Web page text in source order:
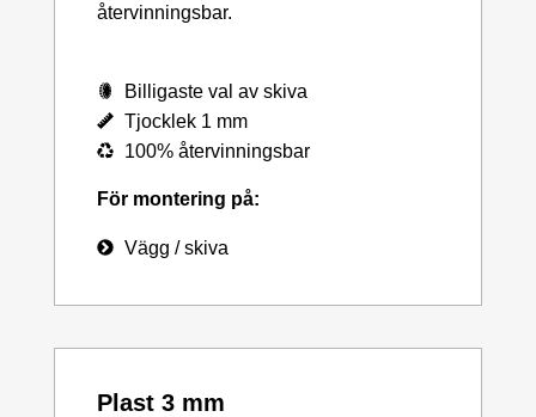
återvinningsbar.
Billigaste val av skiva
Tjocklek 1 mm
100% återvinningsbar
För montering på:
Vägg / skiva
Plast 3 mm